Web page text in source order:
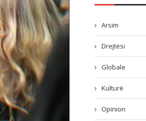
Arsim
Drejtësi
Globale
Kulturë
Opinion